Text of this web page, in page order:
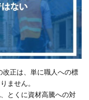
正は、単に職人への標
ません。
とくに資材高騰への対